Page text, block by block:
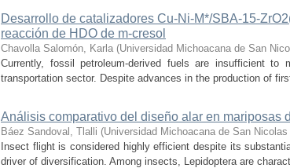
Desarrollo de catalizadores Cu-Ni-M*/SBA-15-
reacción de HDO de m-cresol
Chavolla Salomón, Karla (Universidad Michoacana de San
Currently, fossil petroleum-derived fuels are insufficient
transportation sector. Despite advances in the production of
Análisis comparativo del diseño alar en mariposas
Báez Sandoval, Tlalli (Universidad Michoacana de San
Insect flight is considered highly efficient despite its
driver of diversification. Among insects, Lepidoptera are